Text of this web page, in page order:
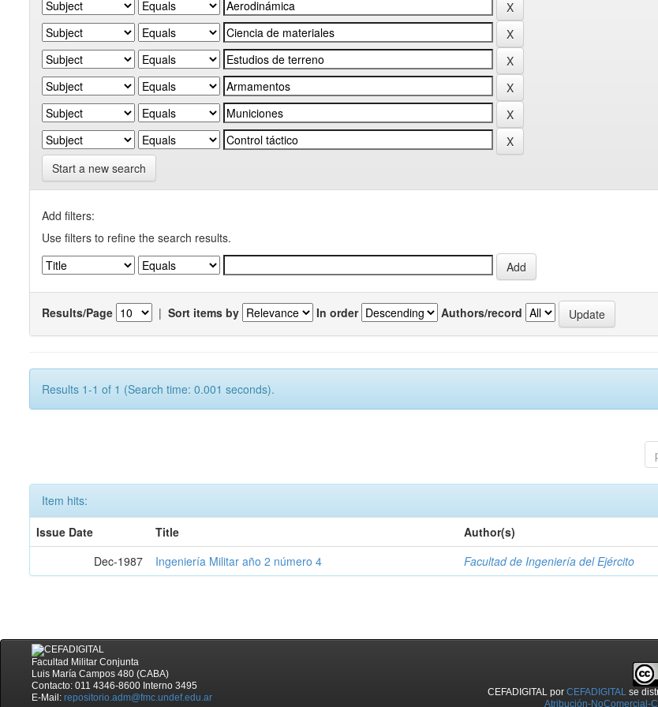
Start a new search
Add filters:
Use filters to refine the search results.
Results/Page | Sort items by In order Authors/record
Results 1-1 of 1 (Search time: 0.001 seconds).
Item hits:
Issue Date
Title
Author(s)
Dec-1987
Ingeniería Militar año 2 número 4 Facultad de Ingeniería del Ejército
Facultad Militar Conjunta
Luis María Campos 480 (CABA)
Contacto: 011 4346-8600 Interno 3495
E-Mail: repositorio.adm@fmc.undef.edu.ar CEFADIGITAL porCEFADIGITAL se
Atribución-NoComercial-